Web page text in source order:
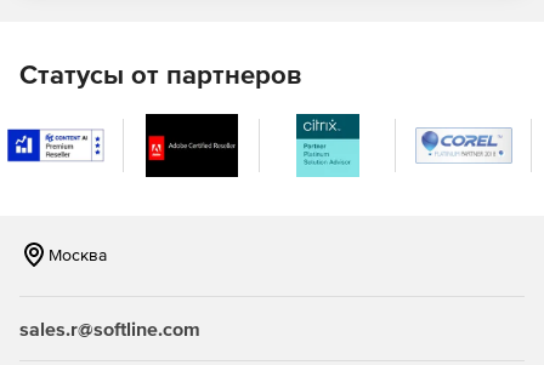
Полноценная поддержка инфраструктуры PKI.
различных наборов правил обработки открытого и
Статусы от партнеров
Москва
sales.r@softline.com